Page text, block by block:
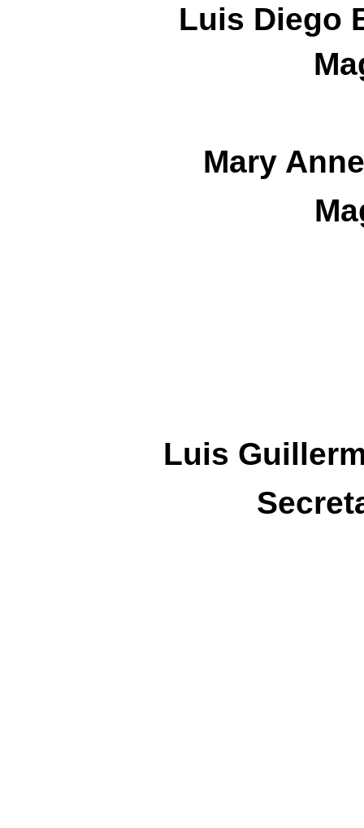
Luis Diego
Mary
Luis